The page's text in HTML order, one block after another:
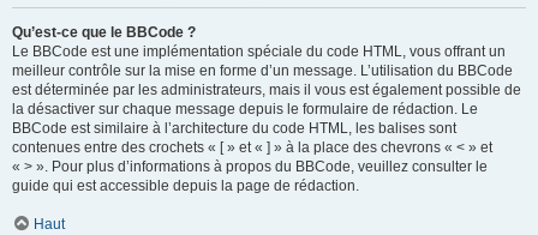
Qu’est-ce que le BBCode ?
Le BBCode est une implémentation spéciale du code HTML, vous offrant un
meilleur contrôle sur la mise en forme d’un message. L’utilisation du BBCode
est déterminée par les administrateurs, mais il vous est également possible de
la désactiver sur chaque message depuis le formulaire de rédaction. Le
BBCode est similaire à l’architecture du code HTML, les balises sont
contenues entre des crochets « [ » et « ] » à la place des chevrons « < » et
« > ». Pour plus d’informations à propos du BBCode, veuillez consulter le
guide qui est accessible depuis la page de rédaction.
Haut